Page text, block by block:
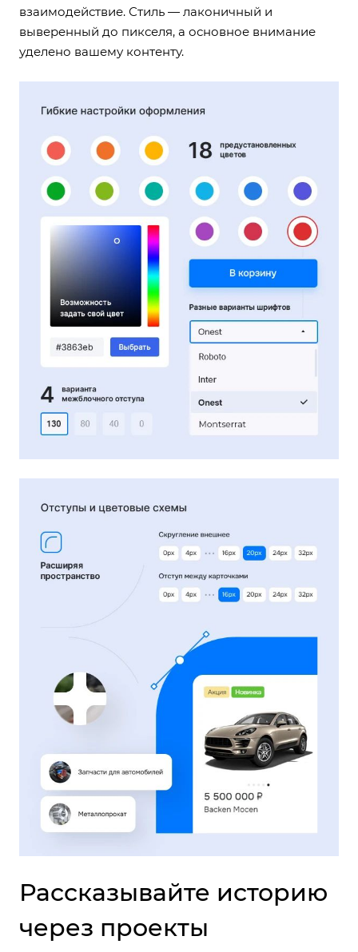
взаимодействие. Стиль — лаконичный и
выверенный до пикселя, а основное внимание
уделено вашему контенту.
Рассказывайте историю
через проекты